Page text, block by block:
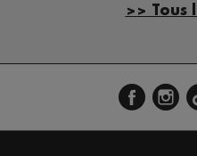
>> Tous